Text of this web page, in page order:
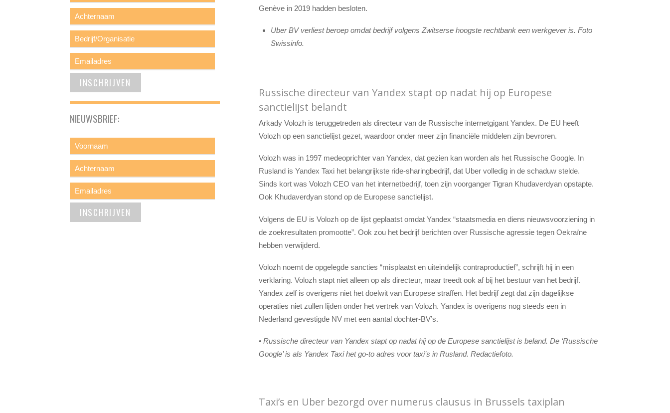
Genève in 2019 hadden besloten.
Uber BV verliest beroep omdat bedrijf volgens Zwitserse hoogste rechtbank een werkgever is. Foto
Swissinfo.
Russische directeur van Yandex stapt op nadat hij op Europese
sanctielijst belandt
Arkady Volozh is teruggetreden als directeur van de Russische internetgigant Yandex. De EU heeft
Volozh op een sanctielijst gezet, waardoor onder meer zijn financiële middelen zijn bevroren.
Volozh was in 1997 medeoprichter van Yandex, dat gezien kan worden als het Russische Google. In
Rusland is Yandex Taxi het belangrijkste ride-sharingbedrijf, dat Uber volledig in de schaduw stelde.
Sinds kort was Volozh CEO van het internetbedrijf, toen zijn voorganger Tigran Khudaverdyan opstapte.
Ook Khudaverdyan stond op de Europese sanctielijst.
Volgens de EU is Volozh op de lijst geplaatst omdat Yandex “staatsmedia en diens nieuwsvoorziening in
de zoekresultaten promootte”. Ook zou het bedrijf berichten over Russische agressie tegen Oekraïne
hebben verwijderd.
Volozh noemt de opgelegde sancties “misplaatst en uiteindelijk contraproductief”, schrijft hij in een
verklaring. Volozh stapt niet alleen op als directeur, maar treedt ook af bij het bestuur van het bedrijf.
Yandex zelf is overigens niet het doelwit van Europese straffen. Het bedrijf zegt dat zijn dagelijkse
operaties niet zullen lijden onder het vertrek van Volozh. Yandex is overigens nog steeds een in
Nederland gevestigde NV met een aantal dochter-BV’s.
• Russische directeur van Yandex stapt op nadat hij op de Europese sanctielijst is beland. De ‘Russische
Google’ is als Yandex Taxi het go-to adres voor taxi’s in Rusland. Redactiefoto.
Taxi’s en Uber bezorgd over numerus clausus in Brussels taxiplan
NIEUWSBRIEF: